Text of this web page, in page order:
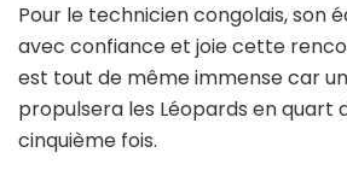
Pour le technicien congolais, son
avec confiance et joie cette
est tout de même immense car
propulsera les Léopards en quart
cinquième fois.